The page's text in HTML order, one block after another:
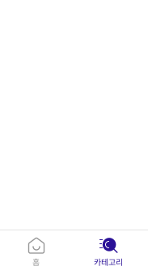
홈 카테고리